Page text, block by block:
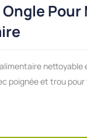
Pour
nettoyable
poignée et trou